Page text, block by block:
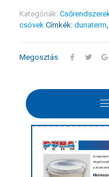
Kategóriák:
csövek Címkék: dunaterm,
Megosztás